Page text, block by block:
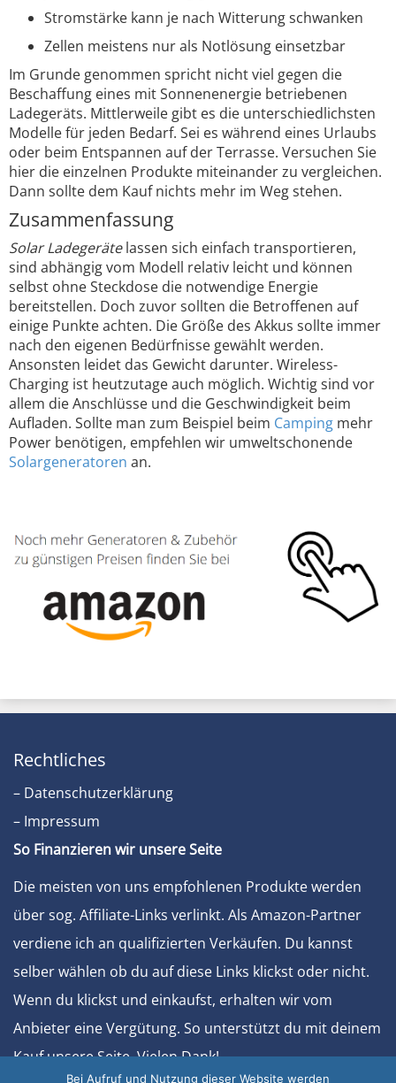
Stromstärke kann je nach Witterung schwanken
Zellen meistens nur als Notlösung einsetzbar
Im Grunde genommen spricht nicht viel gegen die
Beschaffung eines mit Sonnenenergie betriebenen
Ladegeräts. Mittlerweile gibt es die unterschiedlichsten
Modelle für jeden Bedarf. Sei es während eines Urlaubs
oder beim Entspannen auf der Terrasse. Versuchen Sie
hier die einzelnen Produkte miteinander zu vergleichen.
Dann sollte dem Kauf nichts mehr im Weg stehen.
Zusammenfassung
Solar Ladegerätelassen sich einfach transportieren,
sind abhängig vom Modell relativ leicht und können
selbst ohne Steckdose die notwendige Energie
bereitstellen. Doch zuvor sollten die Betroffenen auf
einige Punkte achten. Die Größe des Akkus sollte immer
nach den eigenen Bedürfnisse gewählt werden.
Ansonsten leidet das Gewicht darunter. Wireless-
Charging ist heutzutage auch möglich. Wichtig sind vor
allem die Anschlüsse und die Geschwindigkeit beim
Aufladen. Sollte man zum Beispiel beim Camping mehr
Power benötigen, empfehlen wir umweltschonende
Solargeneratoren an.
Rechtliches
– Datenschutzerklärung
– Impressum
So Finanzieren wir unsere Seite
Die meisten von uns empfohlenen Produkte werden
über sog. Affiliate-Links verlinkt. Als Amazon-Partner
verdiene ich an qualifizierten Verkäufen. Du kannst
selber wählen ob du auf diese Links klickst oder nicht.
Wenn du klickst und einkaufst, erhalten wir vom
Anbieter eine Vergütung. So unterstützt du mit deinem
Kauf unsere Seite. Vielen Dank!
Bei Aufruf und Nutzung dieser Website werden